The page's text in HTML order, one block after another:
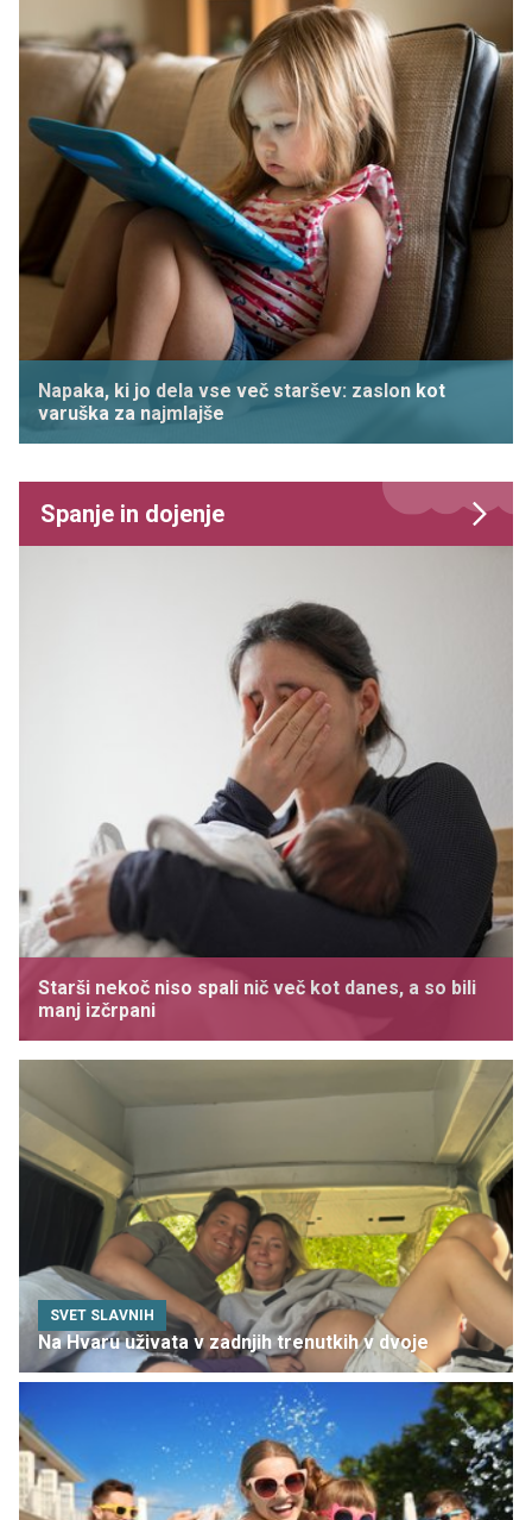
Napaka, ki jo dela vse več staršev: zaslon kot
varuška za najmlajše
Spanje in dojenje
Starši nekoč niso spali nič več kot danes, a so bili
manj izčrpani
SVET SLAVNIH
Na Hvaru uživata v zadnjih trenutkih v dvoje